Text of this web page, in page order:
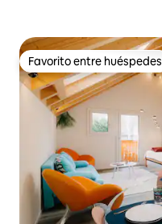
Favorito entre huéspedes
Favorito entre huéspedes